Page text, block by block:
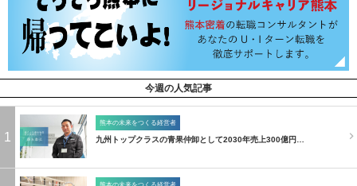
今週の人気記事
1
熊本の未来をつくる経営者
九州トップクラスの青果仲卸として2030年売上300億円…